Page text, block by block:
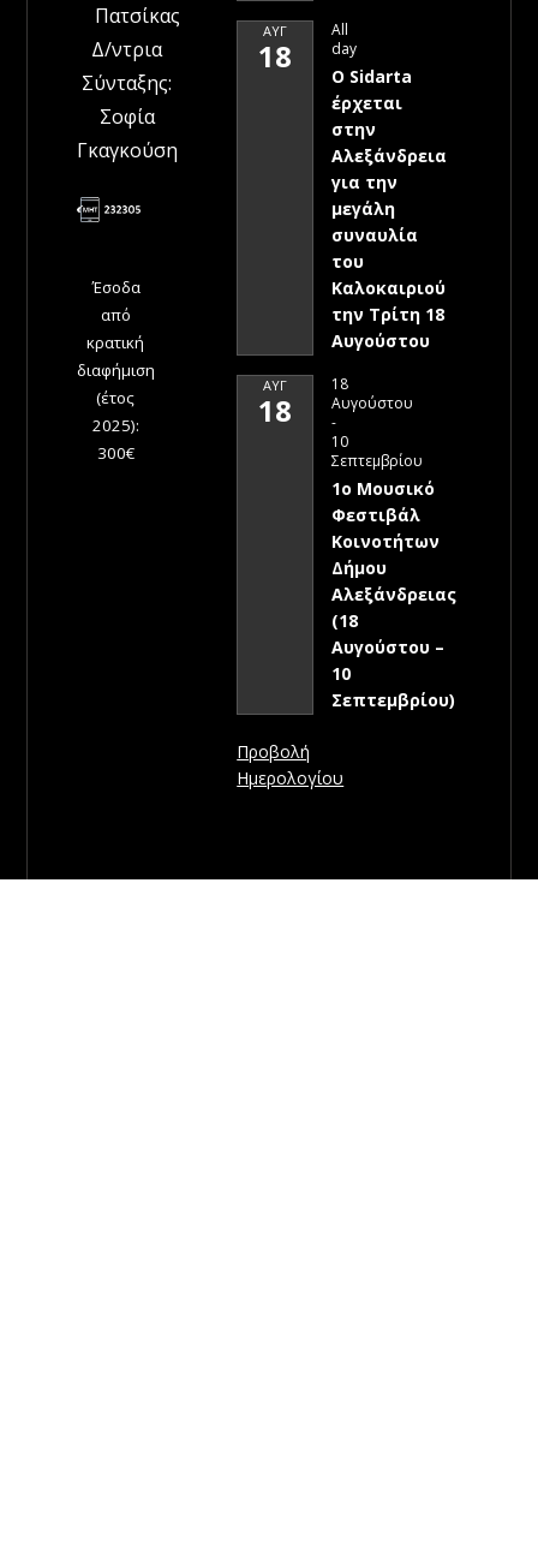
Πατσίκας
Δ/ντρια
Σύνταξης:
Σοφία
Γκαγκούση
Έσοδα
από
κρατική
διαφήμιση
(έτος
2025):
300€
ΑΥΓ
18
All
day
Ο Sidarta
έρχεται
στην
Αλεξάνδρεια
για την
μεγάλη
συναυλία
του
Καλοκαιριού
την Τρίτη 18
Αυγούστου
ΑΥΓ
18
18
Αυγούστου
-
10
Σεπτεμβρίου
1ο Μουσικό
Φεστιβάλ
Κοινοτήτων
Δήμου
Αλεξάνδρειας
(18
Αυγούστου –
10
Σεπτεμβρίου)